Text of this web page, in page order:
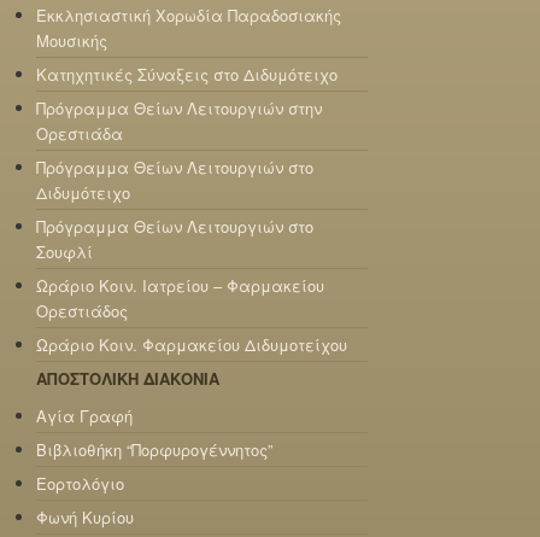
Εκκλησιαστική Χορωδία Παραδοσιακής
Μουσικής
Κατηχητικές Σύναξεις στο Διδυμότειχο
Πρόγραμμα Θείων Λειτουργιών στην
Ορεστιάδα
Πρόγραμμα Θείων Λειτουργιών στο
Διδυμότειχο
Πρόγραμμα Θείων Λειτουργιών στο
Σουφλί
Ωράριο Κοιν. Ιατρείου – Φαρμακείου
Ορεστιάδος
Ωράριο Κοιν. Φαρμακείου Διδυμοτείχου
ΑΠΟΣΤΟΛΙΚΗ ΔΙΑΚΟΝΙΑ
Αγία Γραφή
Βιβλιοθήκη “Πορφυρογέννητος”
Εορτολόγιο
Φωνή Κυρίου